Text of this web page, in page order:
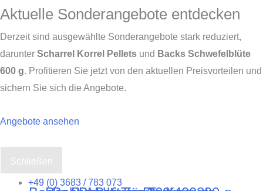
Aktuelle Sonderangebote entdecken
Derzeit sind ausgewählte Sonderangebote stark reduziert,
darunter Scharrel Korrel Pellets und Backs Schwefelblüte
600 g. Profitieren Sie jetzt von den aktuellen Preisvorteilen und
sichern Sie sich die Angebote.
Angebote ansehen
Schließen
+49 (0) 3683 / 783 073